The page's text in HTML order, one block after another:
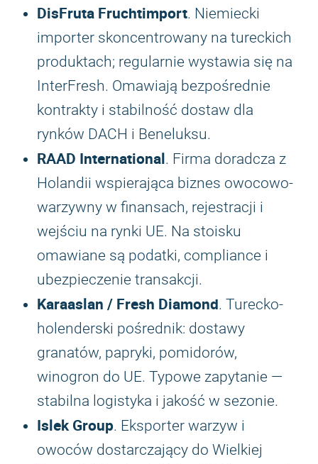
DisFruta Fruchtimport. Niemiecki
importer skoncentrowany na tureckich
produktach; regularnie wystawia się na
InterFresh. Omawiają bezpośrednie
kontrakty i stabilność dostaw dla
rynków DACH i Beneluksu.
RAAD International. Firma doradcza z
Holandii wspierająca biznes owocowo-
warzywny w finansach, rejestracji i
wejściu na rynki UE. Na stoisku
omawiane są podatki, compliance i
ubezpieczenie transakcji.
Karaaslan / Fresh Diamond. Turecko-
holenderski pośrednik: dostawy
granatów, papryki, pomidorów,
winogron do UE. Typowe zapytanie —
stabilna logistyka i jakość w sezonie.
Islek Group. Eksporter warzyw i
owoców dostarczający do Wielkiej